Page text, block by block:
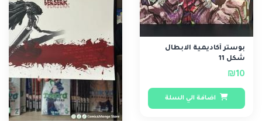
بوستر أكاديمية الابطال
شكل 11
₪10
اضافة الي السلة